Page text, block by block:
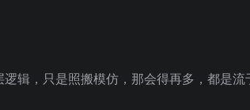
辑，只是照搬模仿，那会得再多，都是流